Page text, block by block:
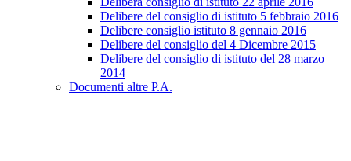
Delibere del consiglio di istituto 5 febbraio 2016
Delibere consiglio istituto 8 gennaio 2016
Delibere del consiglio del 4 Dicembre 2015
Delibere del consiglio di istituto del 28 marzo
2014
Documenti altre P.A.